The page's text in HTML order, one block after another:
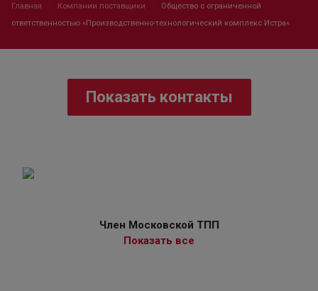
Главная Компании поставщики
Общество с ограниченной
ответственностью «Производственно-технологический комплекс Истра«
Показать контакты
Член Московской ТПП
Показать все